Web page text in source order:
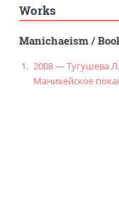
Works
Manichaeism/
2008 — Тугушева
Манихейское